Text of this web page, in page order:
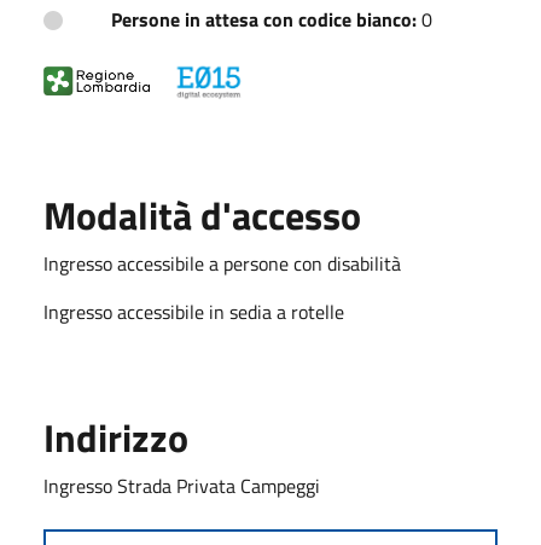
Persone in attesa con codice bianco:0
Modalità d'accesso
Ingresso accessibile a persone con disabilità
Ingresso accessibile in sedia a rotelle
Indirizzo
Ingresso Strada Privata Campeggi